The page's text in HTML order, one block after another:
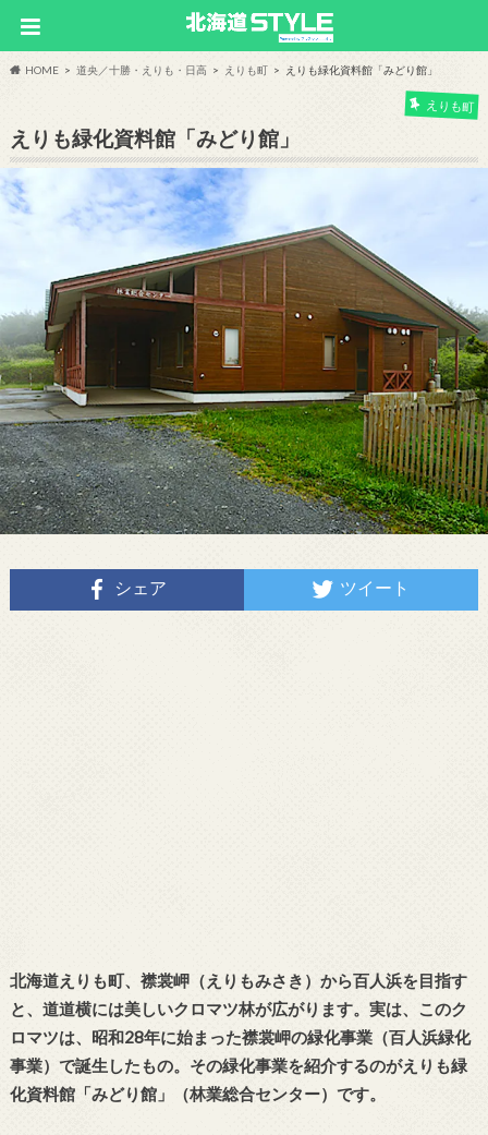
HOME 道央／十勝・えりも・日高 えりも町 えりも緑化資料館「みどり館」
えりも町
えりも緑化資料館「みどり館」
シェア ツイート
北海道えりも町、襟裳岬（えりもみさき）から百人浜を目指す
と、道道横には美しいクロマツ林が広がります。実は、このク
ロマツは、昭和28年に始まった襟裳岬の緑化事業（百人浜緑化
事業）で誕生したもの。その緑化事業を紹介するのがえりも緑
化資料館「みどり館」（林業総合センター）です。